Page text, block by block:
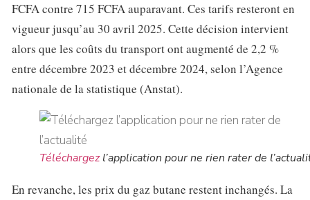
FCFA contre 715 FCFA auparavant. Ces tarifs resteront en
vigueur jusqu’au 30 avril 2025. Cette décision intervient
alors que les coûts du transport ont augmenté de 2,2 %
entre décembre 2023 et décembre 2024, selon l’Agence
nationale de la statistique (Anstat).
Téléchargezl’application pour ne rien rater de
En revanche, les prix du gaz butane restent inchangés. La